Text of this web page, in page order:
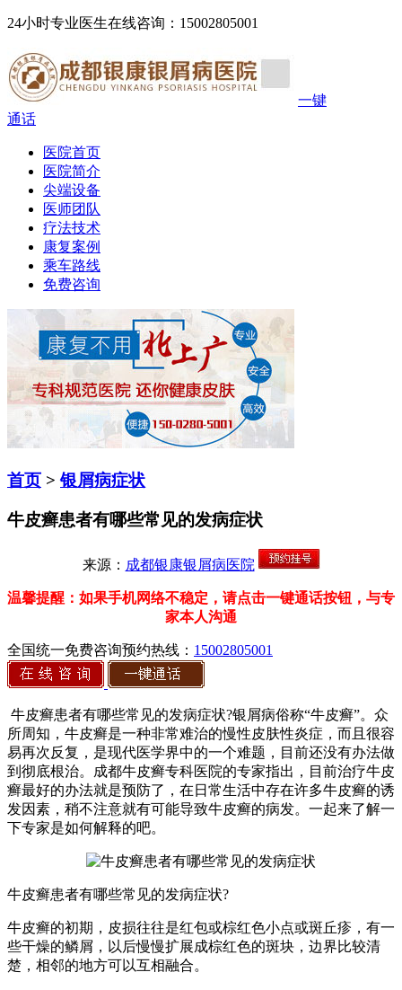
24小时专业医生在线咨询：15002805001
一键
通话
医院首页
医院简介
尖端设备
医师团队
疗法技术
康复案例
乘车路线
免费咨询
首页 >银屑病症状
牛皮癣患者有哪些常见的发病症状
来源： 成都银康银屑病医院
温馨提醒：如果手机网络不稳定，请点击一键通话按钮，与专
家本人沟通
全国统一免费咨询预约热线： 15002805001
牛皮癣患者有哪些常见的发病症状?银屑病俗称“牛皮癣”。众
所周知，牛皮癣是一种非常难治的慢性皮肤性炎症，而且很容
易再次反复，是现代医学界中的一个难题，目前还没有办法做
到彻底根治。成都牛皮癣专科医院的专家指出，目前治疗牛皮
癣最好的办法就是预防了，在日常生活中存在许多牛皮癣的诱
发因素，稍不注意就有可能导致牛皮癣的病发。一起来了解一
下专家是如何解释的吧。
牛皮癣患者有哪些常见的发病症状?
牛皮癣的初期，皮损往往是红包或棕红色小点或斑丘疹，有一
些干燥的鳞屑，以后慢慢扩展成棕红色的斑块，边界比较清
楚，相邻的地方可以互相融合。